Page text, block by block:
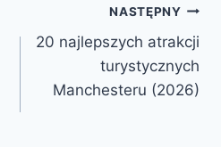
NASTĘPNY
20 najlepszych atrakcji
turystycznych
Manchesteru (2026)